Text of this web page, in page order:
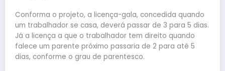
Conforma o projeto, a licença-gala, concedida quando
um trabalhador se casa, deverá passar de 3 para 5 dias.
Já a licença a que o trabalhador tem direito quando
falece um parente próximo passaria de 2 para até 5
dias, conforme o grau de parentesco.